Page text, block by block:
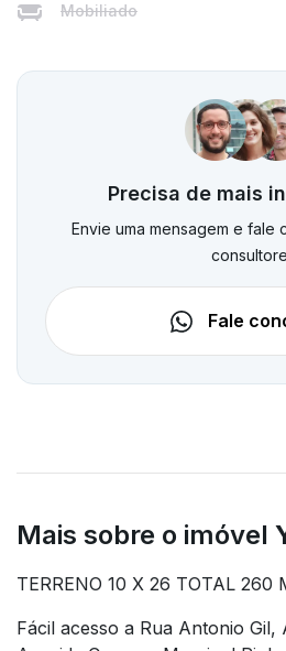
Mobiliado
Precisa de mais
Envie uma mensagem e fale
Fale
Mais sobre o imóvel
TERRENO 10 X 26 TOTAL 260
Fácil acesso a Rua Antonio Gil,